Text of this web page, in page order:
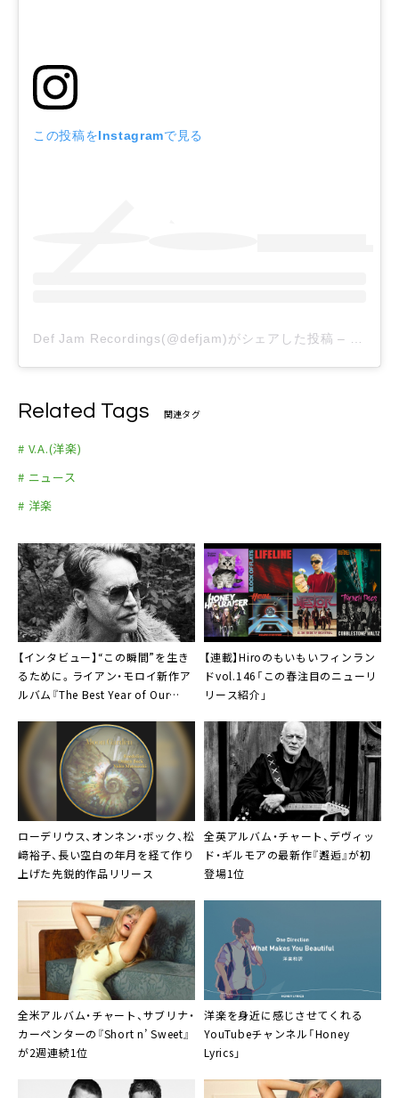
この投稿をInstagramで見る
Def Jam Recordings(@defjam)がシェアした投稿 –
Related Tags 関連タグ
# V.A.(洋楽)
# ニュース
# 洋楽
【インタビュー】“この瞬間”を生き
るために。ライアン・モロイ新作ア
ルバム『The Best Year of Our
【連載】Hiroのもいもいフィンラン
ドvol.146「この春注目のニューリ
リース紹介」
ローデリウス、オンネン・ボック、松
﨑裕子、長い空白の年月を経て作り
上げた先鋭的作品リリース
全英アルバム・チャート、デヴィッ
ド・ギルモアの最新作『邂逅』が初
登場1位
全米アルバム・チャート、サブリナ・
カーペンターの『Short n’ Sweet』
が2週連続1位
洋楽を身近に感じさせてくれる
YouTubeチャンネル「Honey
Lyrics」